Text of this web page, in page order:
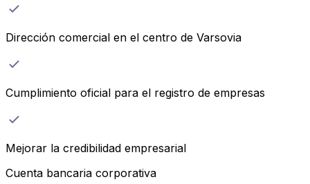
Dirección comercial en el centro de Varsovia
Cumplimiento oficial para el registro de empresas
Mejorar la credibilidad empresarial
Cuenta bancaria corporativa